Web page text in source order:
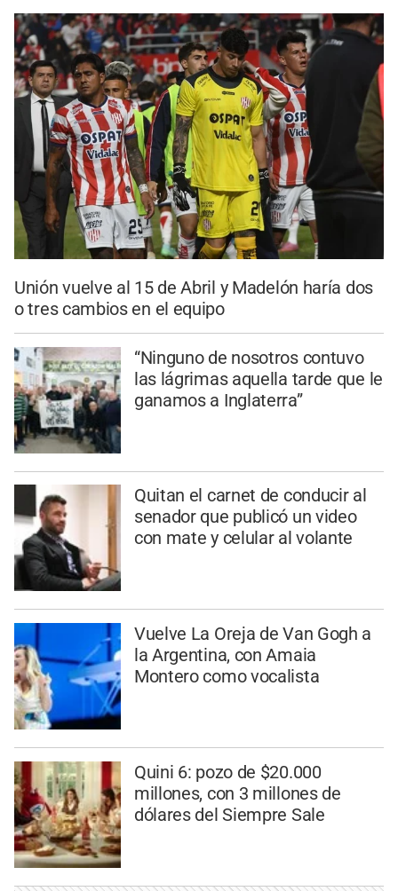
Unión vuelve al 15 de Abril y Madelón haría dos
o tres cambios en el equipo
“Ninguno de nosotros contuvo
las lágrimas aquella tarde que le
ganamos a Inglaterra”
Quitan el carnet de conducir al
senador que publicó un video
con mate y celular al volante
Vuelve La Oreja de Van Gogh a
la Argentina, con Amaia
Montero como vocalista
Quini 6: pozo de $20.000
millones, con 3 millones de
dólares del Siempre Sale